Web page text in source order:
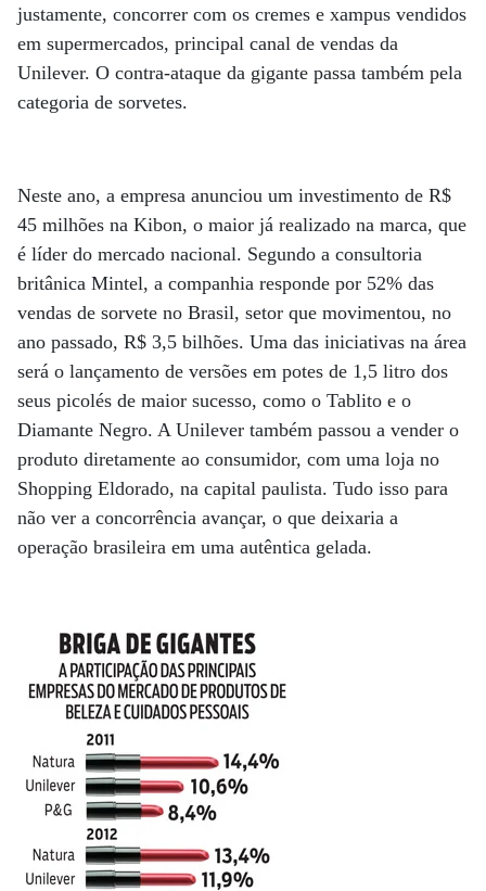
justamente, concorrer com os cremes e xampus vendidos
em supermercados, principal canal de vendas da
Unilever. O contra-ataque da gigante passa também pela
categoria de sorvetes.
Neste ano, a empresa anunciou um investimento de R$
45 milhões na Kibon, o maior já realizado na marca, que
é líder do mercado nacional. Segundo a consultoria
britânica Mintel, a companhia responde por 52% das
vendas de sorvete no Brasil, setor que movimentou, no
ano passado, R$ 3,5 bilhões. Uma das iniciativas na área
será o lançamento de versões em potes de 1,5 litro dos
seus picolés de maior sucesso, como o Tablito e o
Diamante Negro. A Unilever também passou a vender o
produto diretamente ao consumidor, com uma loja no
Shopping Eldorado, na capital paulista. Tudo isso para
não ver a concorrência avançar, o que deixaria a
operação brasileira em uma autêntica gelada.